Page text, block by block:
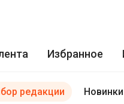
Избранное
редакции Новинки